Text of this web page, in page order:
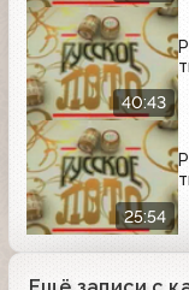
40:43
25:54